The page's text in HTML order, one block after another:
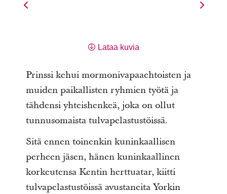
Lataa kuvia
Prinssi kehui mormonivapaaehtoisten ja
muiden paikallisten ryhmien työtä ja
tähdensi yhteishenkeä, joka on ollut
tunnusomaista tulvapelastustöissä.
Sitä ennen toinenkin kuninkaallisen
perheen jäsen, hänen kuninkaallinen
korkeutensa Kentin herttuatar, kiitti
tulvapelastustöissä avustaneita Yorkin